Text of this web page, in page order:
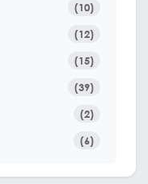
(10)
(12)
(15)
(39)
(2)
(6)